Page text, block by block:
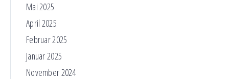
Mai 2025
April 2025
Februar 2025
Januar 2025
November 2024